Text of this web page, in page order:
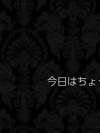
今日はち